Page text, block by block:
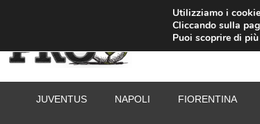
JUVENTUS NAPOLI FIORENTINA
Utilizziamo i
Cliccando sulla
Puoi scoprire di